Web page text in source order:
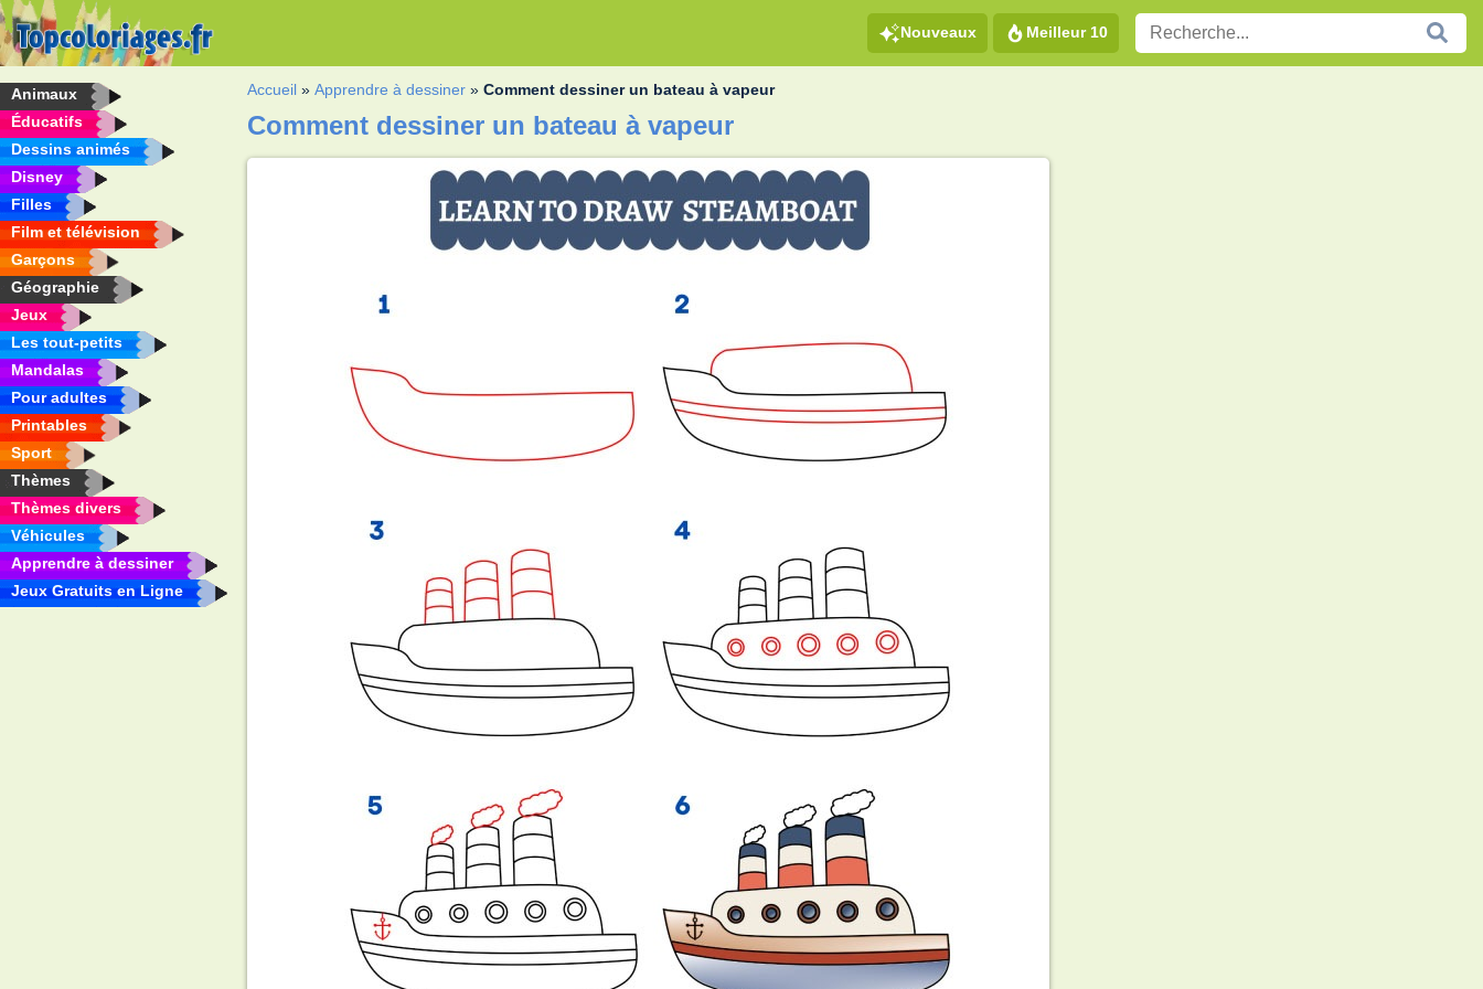
Nouveaux Meilleur 10
Animaux
Éducatifs
Dessins animés
Disney
Filles
Film et télévision
Garçons
Géographie
Jeux
Les tout-petits
Mandalas
Pour adultes
Printables
Sport
Thèmes
Thèmes divers
Véhicules
Apprendre à dessiner
Jeux Gratuits en Ligne
Accueil »Apprendre à dessiner »Comment dessiner un bateau à vapeur
Comment dessiner un bateau à vapeur